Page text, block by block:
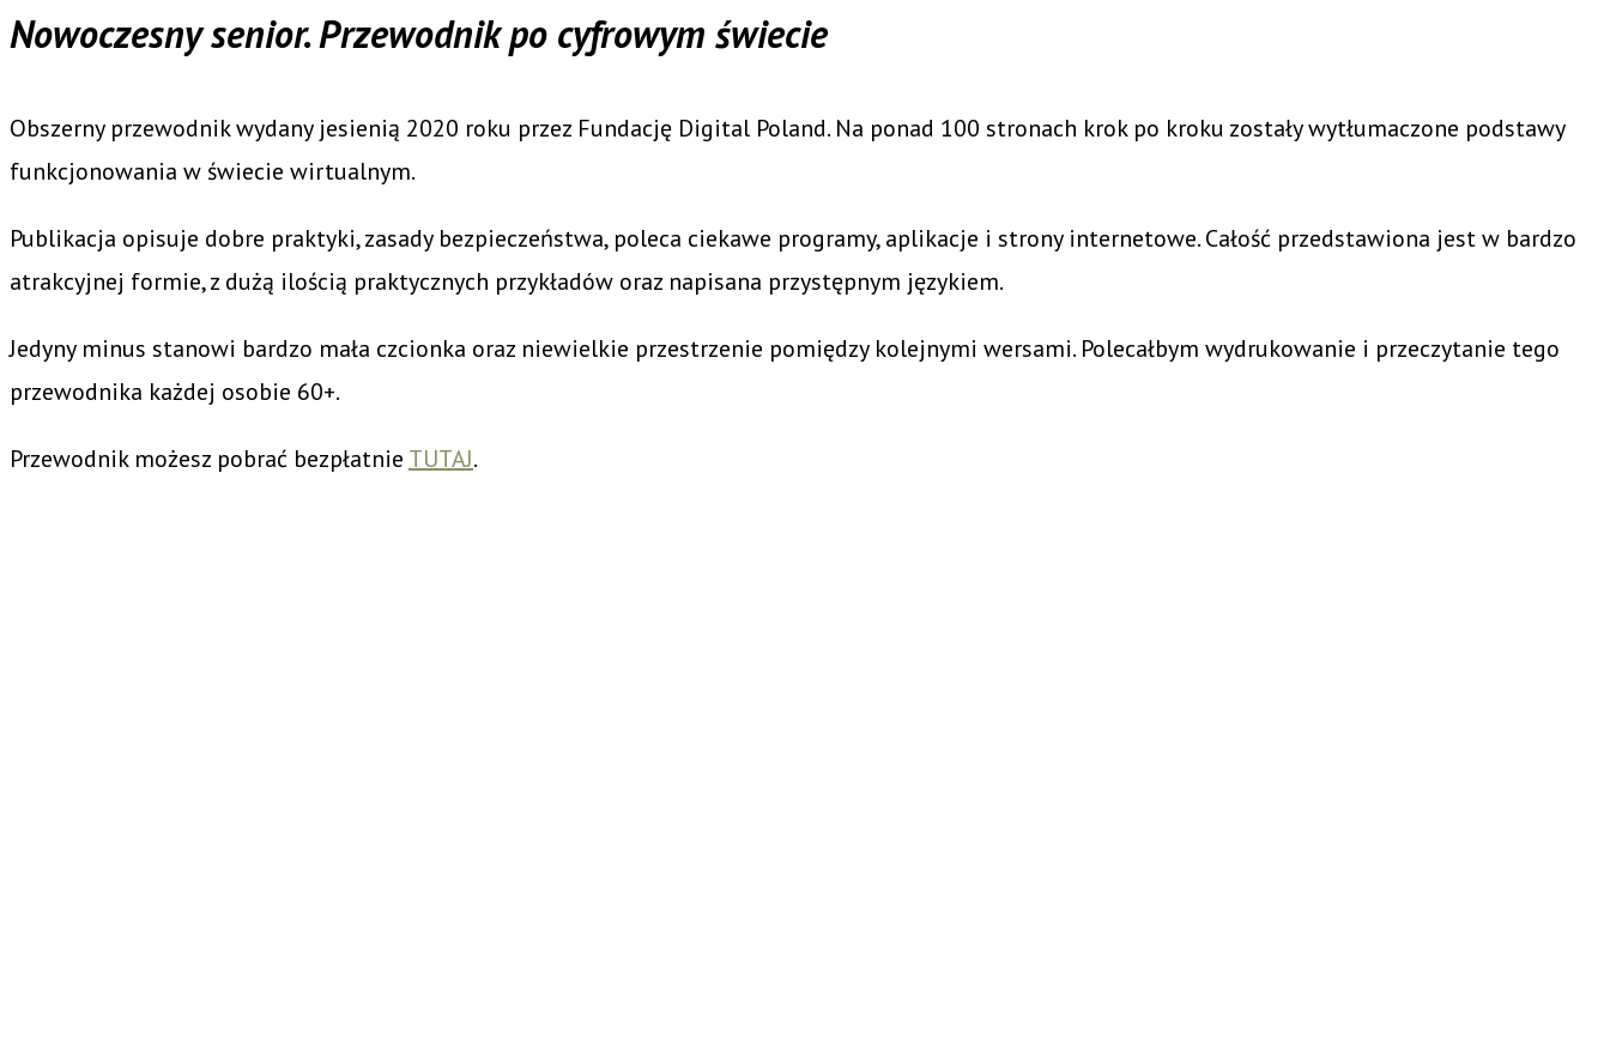
Nowoczesny senior. Przewodnik po cyfrowym świecie
Obszerny przewodnik wydany jesienią 2020 roku przez Fundację Digital Poland. Na ponad 100 stronach krok po kroku zostały wytłumaczone podstawy
funkcjonowania w świecie wirtualnym.
Publikacja opisuje dobre praktyki, zasady bezpieczeństwa, poleca ciekawe programy, aplikacje i strony internetowe. Całość przedstawiona jest w bardzo
atrakcyjnej formie, z dużą ilością praktycznych przykładów oraz napisana przystępnym językiem.
Jedyny minus stanowi bardzo mała czcionka oraz niewielkie przestrzenie pomiędzy kolejnymi wersami. Polecałbym wydrukowanie i przeczytanie tego
przewodnika każdej osobie 60+.
Przewodnik możesz pobrać bezpłatnie TUTAJ.